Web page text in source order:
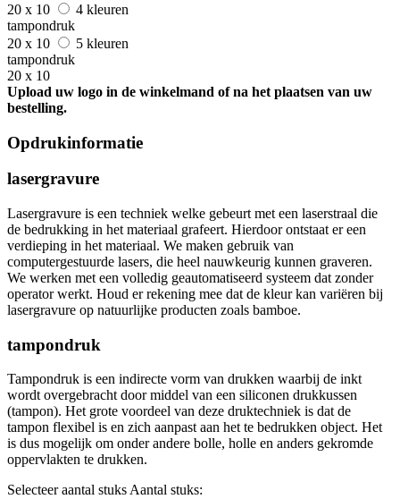
20 x 10
4 kleuren
tampondruk
20 x 10
5 kleuren
tampondruk
20 x 10
Upload uw logo in de winkelmand of na het plaatsen van uw
bestelling.
Opdrukinformatie
lasergravure
Lasergravure is een techniek welke gebeurt met een laserstraal die
de bedrukking in het materiaal grafeert. Hierdoor ontstaat er een
verdieping in het materiaal. We maken gebruik van
computergestuurde lasers, die heel nauwkeurig kunnen graveren.
We werken met een volledig geautomatiseerd systeem dat zonder
operator werkt. Houd er rekening mee dat de kleur kan variëren bij
lasergravure op natuurlijke producten zoals bamboe.
tampondruk
Tampondruk is een indirecte vorm van drukken waarbij de inkt
wordt overgebracht door middel van een siliconen drukkussen
(tampon). Het grote voordeel van deze druktechniek is dat de
tampon flexibel is en zich aanpast aan het te bedrukken object. Het
is dus mogelijk om onder andere bolle, holle en anders gekromde
oppervlakten te drukken.
Selecteer aantal stuksAantal stuks: